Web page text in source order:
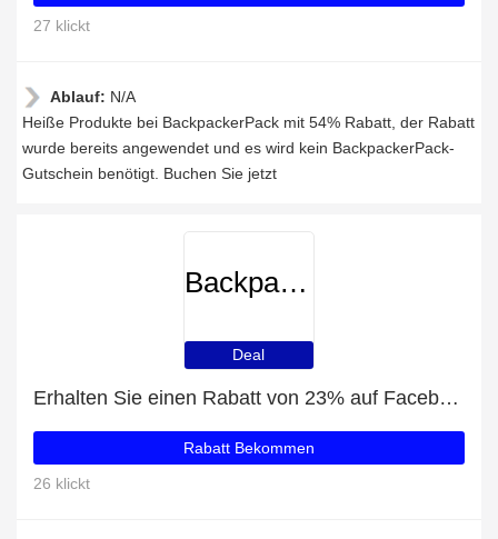
27 klickt
Ablauf: N/A
Heiße Produkte bei BackpackerPack mit 54% Rabatt, der Rabatt
wurde bereits angewendet und es wird kein BackpackerPack-
Gutschein benötigt. Buchen Sie jetzt
BackpackerPack
Deal
Erhalten Sie einen Rabatt von 23% auf Facebook-Likes
Rabatt Bekommen
26 klickt